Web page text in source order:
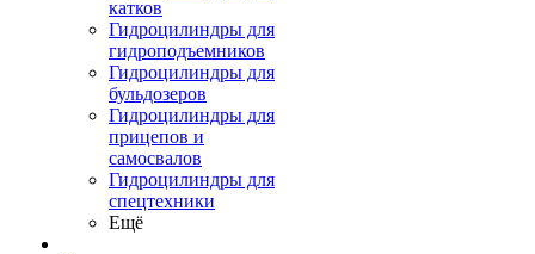
катков
Гидроцилиндры для
гидроподъемников
Гидроцилиндры для
бульдозеров
Гидроцилиндры для
прицепов и
самосвалов
Гидроцилиндры для
спецтехники
Ещё